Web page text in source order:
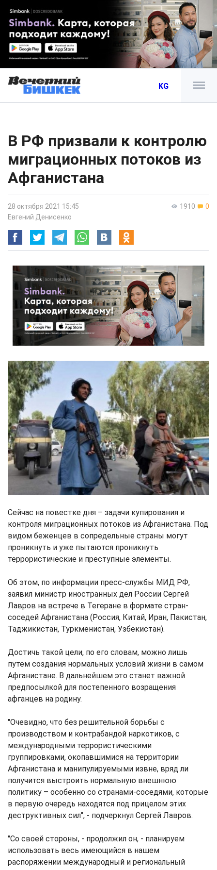
KG
В РФ призвали к контролю
миграционных потоков из
Афганистана
1910 0
28 октября 2021 15:45
Евгений Денисенко
Сейчас на повестке дня – задачи купирования и
контроля миграционных потоков из Афганистана. Под
видом беженцев в сопредельные страны могут
проникнуть и уже пытаются проникнуть
террористические и преступные элементы.
Об этом, по информации пресс-службы МИД РФ,
заявил министр иностранных дел России Сергей
Лавров на встрече в Тегеране в формате стран-
соседей Афганистана (Россия, Китай, Иран, Пакистан,
Таджикистан, Туркменистан, Узбекистан).
Достичь такой цели, по его словам, можно лишь
путем создания нормальных условий жизни в самом
Афганистане. В дальнейшем это станет важной
предпосылкой для постепенного возращения
афганцев на родину.
"Очевидно, что без решительной борьбы с
производством и контрабандой наркотиков, с
международными террористическими
группировками, окопавшимися на территории
Афганистана и манипулируемыми извне, вряд ли
получится выстроить нормальную внешнюю
политику – особенно со странами-соседями, которые
в первую очередь находятся под прицелом этих
деструктивных сил", - подчеркнул Сергей Лавров.
"Со своей стороны, - продолжил он, - планируем
использовать весь имеющийся в нашем
распоряжении международный и региональный